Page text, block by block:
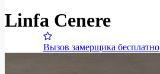
Linfa Cenere
Вызов замерщика бесплатно